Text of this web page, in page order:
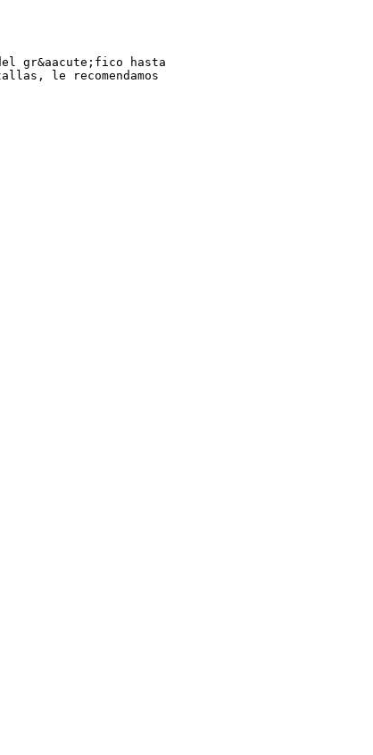
gr&aacute;fico hasta
le recomendamos